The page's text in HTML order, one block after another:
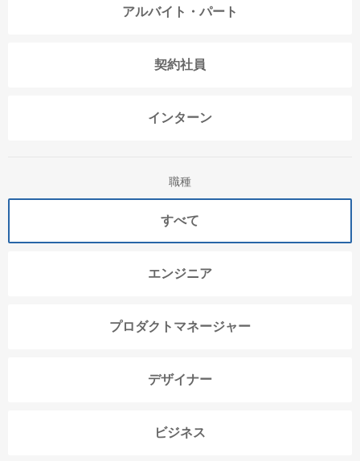
アルバイト・パート
契約社員
インターン
職種
すべて
エンジニア
プロダクトマネージャー
デザイナー
ビジネス